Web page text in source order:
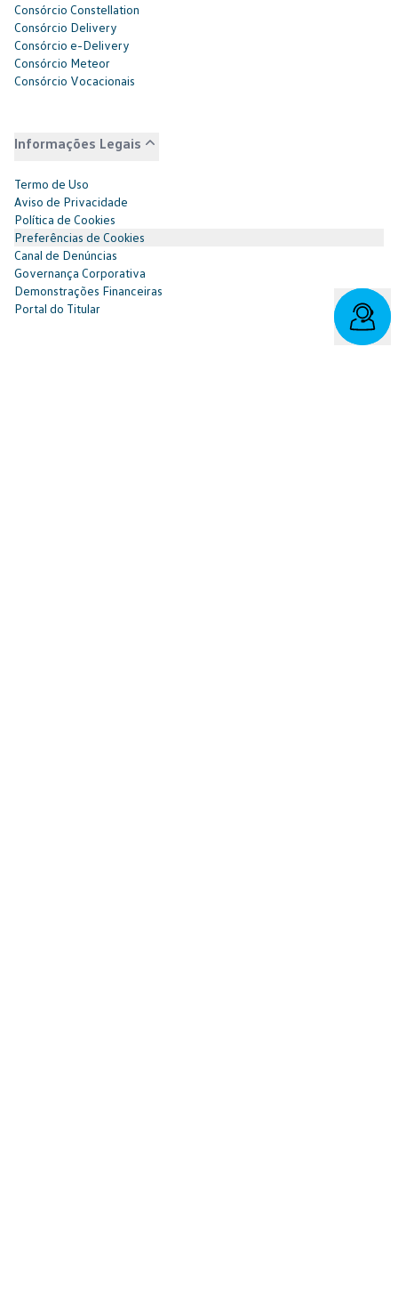
Consórcio Constellation
Consórcio Delivery
Consórcio e-Delivery
Consórcio Meteor
Consórcio Vocacionais
Informações Legais
Termo de Uso
Aviso de Privacidade
Política de Cookies
Preferências de Cookies
Canal de Denúncias
Governança Corporativa
Demonstrações Financeiras
Portal do Titular